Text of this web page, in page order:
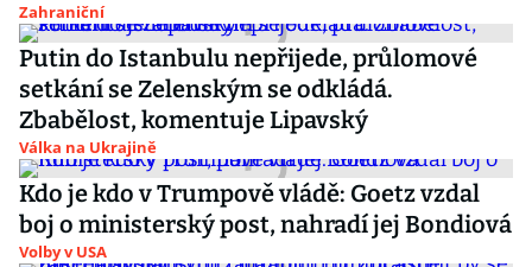
Zahraniční
Putin do Istanbulu nepřijede, průlomové
setkání se Zelenským se odkládá.
Zbabělost, komentuje Lipavský
Válka na Ukrajině
Kdo je kdo v Trumpově vládě: Goetz vzdal
boj o ministerský post, nahradí jej Bondiová
Volby v USA